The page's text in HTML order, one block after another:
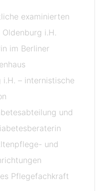
examinierten
i.H.
im Berliner
i.H. – internistische
und
und
Pflegefachkraft